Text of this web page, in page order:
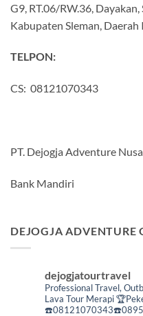
G9, RT.06/RW.36,
Kabupaten Sleman,
TELPON:
CS: 08121070343
PT. Dejogja Adventure
Bank Mandiri
DEJOGJA ADVENTURE
dejogjatourtravel
Professional Travel,
Lava Tour Merapi